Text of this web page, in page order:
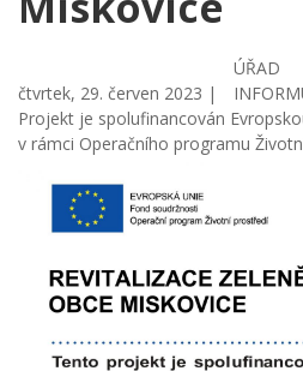
čtvrtek, 29. červen 2023 |
ÚŘAD
Projekt je spolufinancován
v rámci Operačního programu